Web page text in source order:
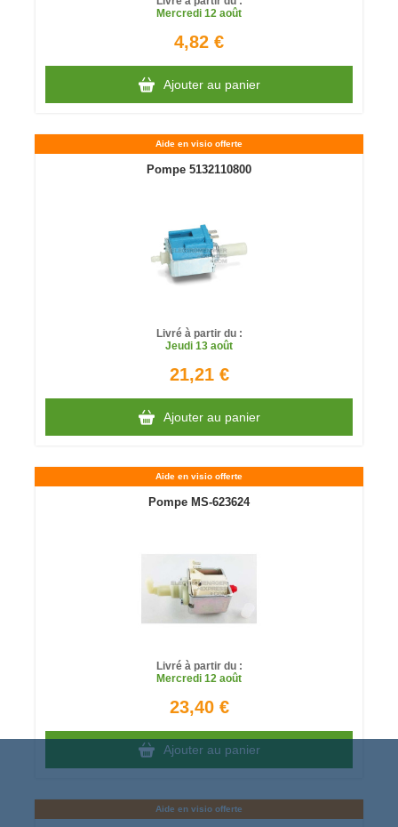
Mercredi 12 août
4,82 €
Ajouter au panier
Aide en visio offerte
Pompe 5132110800
Livré à partir du :
Jeudi 13 août
21,21 €
Ajouter au panier
Aide en visio offerte
Pompe MS-623624
Livré à partir du :
Mercredi 12 août
23,40 €
Ajouter au panier
Aide en visio offerte